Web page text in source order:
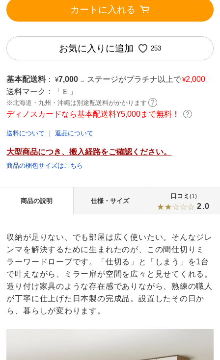
カートに入れる
お気に入りに追加 253
基本配送料 ： ¥7,000 → ステージがプラチナ以上で¥2,000
送料マーク：
「Ｅ」
※北海道・九州・沖縄は別途配送料がかかります
ディノスカードなら基本配送料¥5,000まで無料！
送料について ｜返品について
大型商品につき、搬入経路をご確認ください。
商品の梱包サイズはこちら
商品の説明 仕様・サイズ
口コミ (1)
2.0
収納が足りない、でも部屋は広く使いたい。そんなジレ
ンマを解決するために生まれたのが、この間仕切りミ
ラーワードローブです。「仕切る」と「しまう」を1台
で叶えながら、ミラー扉が空間を広々と見せてくれる。
造り付け家具のような存在感でありながら、熟練の職人
が丁寧に仕上げた日本製の完成品。設置したその日か
ら、暮らしが変わります。